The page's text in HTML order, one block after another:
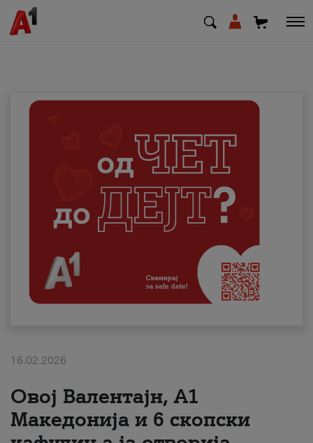
Деловни
Поддршка
Надополни кредит
Плати сметка
#ПодобарОнлајн
16.02.2026
Овој Валентајн, A1
Македонија и 6 скопски